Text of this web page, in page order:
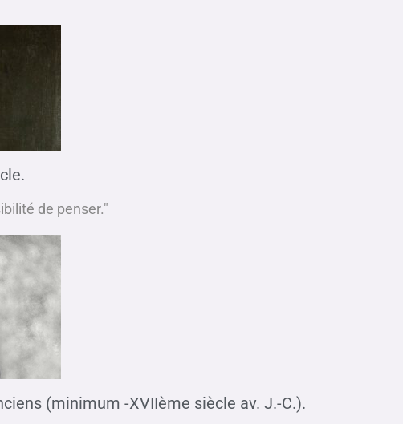
de penser."
(minimum -XVIIème siècle av. J.-C.).